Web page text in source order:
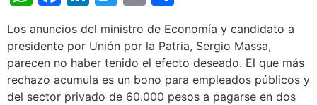
Los anuncios del ministro de Economía y candidato a
presidente por Unión por la Patria, Sergio Massa,
parecen no haber tenido el efecto deseado. El que más
rechazo acumula es un bono para empleados públicos y
del sector privado de 60.000 pesos a pagarse en dos